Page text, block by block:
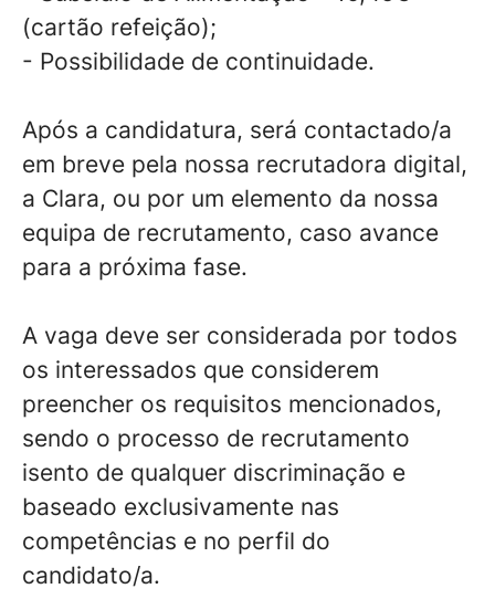
(cartão refeição);
- Possibilidade de continuidade.
Após a candidatura, será contactado/a
em breve pela nossa recrutadora digital,
a Clara, ou por um elemento da nossa
equipa de recrutamento, caso avance
para a próxima fase.
A vaga deve ser considerada por todos
os interessados que considerem
preencher os requisitos mencionados,
sendo o processo de recrutamento
isento de qualquer discriminação e
baseado exclusivamente nas
competências e no perfil do
candidato/a.